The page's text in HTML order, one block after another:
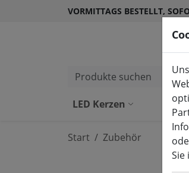
VORMITTAGS BESTELLT,
Produkte suchen
LED Kerzen
Start Zubehör
Sie